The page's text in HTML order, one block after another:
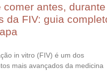
comer antes,
da FIV: guia
in vitro (FIV) é um dos
mais avançados da medicina